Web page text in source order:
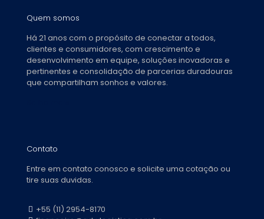
Quem somos
Há 21 anos com o propósito de conectar a todos,
clientes e consumidores, com crescimento e
desenvolvimento em equipe, soluções inovadoras e
pertinentes e consolidação de parcerias duradouras
que compartilham sonhos e valores.
Contato
Entre em contato conosco e solicite uma cotação ou
tire suas duvidas.
+55 (11) 2954-8170